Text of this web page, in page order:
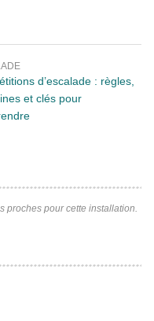
d’escalade : règles,
et clés pour
proches pour cette installation.